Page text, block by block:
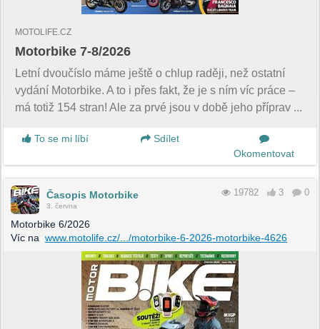
MOTOLIFE.CZ
Motorbike 7-8/2026
Letní dvoučíslo máme ještě o chlup raději, než ostatní
vydání Motorbike. A to i přes fakt, že je s ním víc práce –
má totiž 154 stran! Ale za prvé jsou v době jeho příprav ...
To se mi líbí
Sdílet
Okomentovat
Časopis Motorbike
3. června
19782 3 0
Motorbike 6/2026
Víc na www.motolife.cz/.../motorbike-6-2026-motorbike-4626